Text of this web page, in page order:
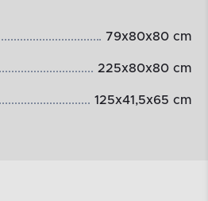
79x80x80 cm
225x80x80 cm
125x41,5x65 cm